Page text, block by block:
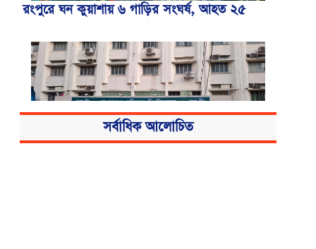
রংপুরে ঘন কুয়াশায় ৬ গাড়ির সংঘর্ষ, আহত ২৫
সর্বাধিক আলোচিত